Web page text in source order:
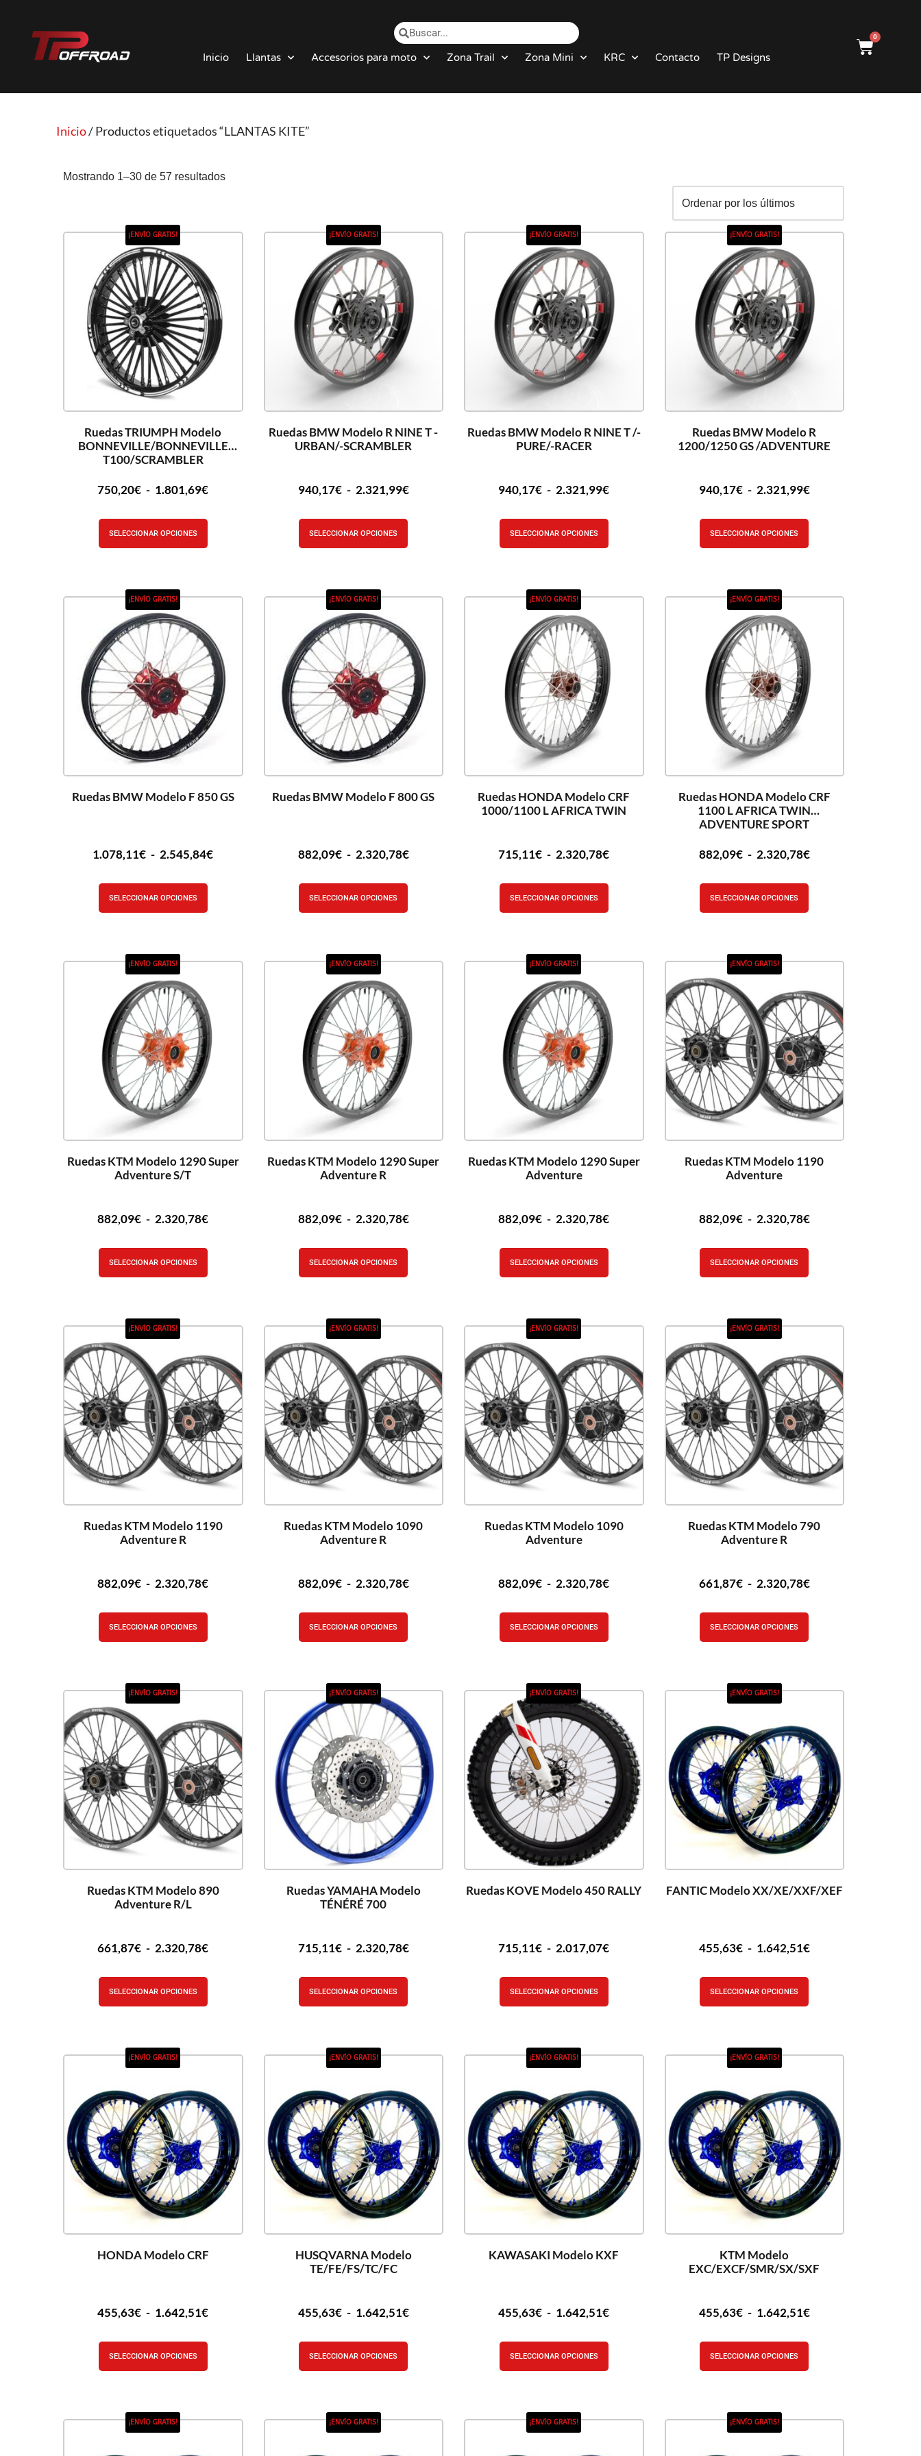
Saltar
Inicio Llantas Accesorios para moto Zona Trail Zona Mini KRC Contacto TP Designs
0
Inicio/ Productos etiquetados “LLANTAS KITE”
Mostrando 1–30 de 57 resultados
¡ENVÍO GRATIS!
Ruedas TRIUMPH Modelo
BONNEVILLE/BONNEVILLE
T100/SCRAMBLER
750,20€ - 1.801,69€
SELECCIONAR OPCIONES
¡ENVÍO GRATIS!
Ruedas BMW Modelo R NINE T -
URBAN/-SCRAMBLER
940,17€ - 2.321,99€
SELECCIONAR OPCIONES
¡ENVÍO GRATIS!
Ruedas BMW Modelo R NINE T /-
PURE/-RACER
940,17€ - 2.321,99€
SELECCIONAR OPCIONES
¡ENVÍO GRATIS!
Ruedas BMW Modelo R
1200/1250 GS /ADVENTURE
940,17€ - 2.321,99€
SELECCIONAR OPCIONES
¡ENVÍO GRATIS!
Ruedas BMW Modelo F 850 GS
1.078,11€ - 2.545,84€
SELECCIONAR OPCIONES
¡ENVÍO GRATIS!
Ruedas BMW Modelo F 800 GS
882,09€ - 2.320,78€
SELECCIONAR OPCIONES
¡ENVÍO GRATIS!
Ruedas HONDA Modelo CRF
1000/1100 L AFRICA TWIN
715,11€ - 2.320,78€
SELECCIONAR OPCIONES
¡ENVÍO GRATIS!
Ruedas HONDA Modelo CRF
1100 L AFRICA TWIN
ADVENTURE SPORT
882,09€ - 2.320,78€
SELECCIONAR OPCIONES
¡ENVÍO GRATIS!
Ruedas KTM Modelo 1290 Super
Adventure S/T
882,09€ - 2.320,78€
SELECCIONAR OPCIONES
¡ENVÍO GRATIS!
Ruedas KTM Modelo 1290 Super
Adventure R
882,09€ - 2.320,78€
SELECCIONAR OPCIONES
¡ENVÍO GRATIS!
Ruedas KTM Modelo 1290 Super
Adventure
882,09€ - 2.320,78€
SELECCIONAR OPCIONES
¡ENVÍO GRATIS!
Ruedas KTM Modelo 1190
Adventure
882,09€ - 2.320,78€
SELECCIONAR OPCIONES
¡ENVÍO GRATIS!
Ruedas KTM Modelo 1190
Adventure R
882,09€ - 2.320,78€
SELECCIONAR OPCIONES
¡ENVÍO GRATIS!
Ruedas KTM Modelo 1090
Adventure R
882,09€ - 2.320,78€
SELECCIONAR OPCIONES
¡ENVÍO GRATIS!
Ruedas KTM Modelo 1090
Adventure
882,09€ - 2.320,78€
SELECCIONAR OPCIONES
¡ENVÍO GRATIS!
Ruedas KTM Modelo 790
Adventure R
661,87€ - 2.320,78€
SELECCIONAR OPCIONES
¡ENVÍO GRATIS!
Ruedas KTM Modelo 890
Adventure R/L
661,87€ - 2.320,78€
SELECCIONAR OPCIONES
¡ENVÍO GRATIS!
Ruedas YAMAHA Modelo
TÉNÉRÉ 700
715,11€ - 2.320,78€
SELECCIONAR OPCIONES
¡ENVÍO GRATIS!
Ruedas KOVE Modelo 450 RALLY
715,11€ - 2.017,07€
SELECCIONAR OPCIONES
¡ENVÍO GRATIS!
FANTIC Modelo XX/XE/XXF/XEF
455,63€ - 1.642,51€
SELECCIONAR OPCIONES
¡ENVÍO GRATIS!
HONDA Modelo CRF
455,63€ - 1.642,51€
SELECCIONAR OPCIONES
¡ENVÍO GRATIS!
HUSQVARNA Modelo
TE/FE/FS/TC/FC
455,63€ - 1.642,51€
SELECCIONAR OPCIONES
¡ENVÍO GRATIS!
KAWASAKI Modelo KXF
455,63€ - 1.642,51€
SELECCIONAR OPCIONES
¡ENVÍO GRATIS!
KTM Modelo
EXC/EXCF/SMR/SX/SXF
455,63€ - 1.642,51€
SELECCIONAR OPCIONES
¡ENVÍO GRATIS! ¡ENVÍO GRATIS! ¡ENVÍO GRATIS! ¡ENVÍO GRATIS!